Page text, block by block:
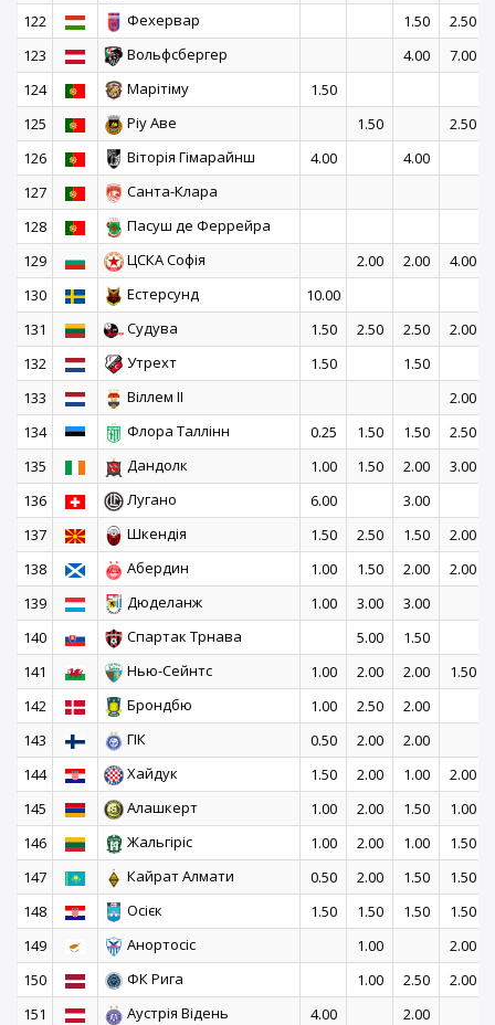
122
Фехервар 1.50
2.50
123
Вольфсбергер 4.00
7.00
124
Марітіму
1.50
125
Ріу Аве 1.50
2.50
126
Віторія Гімарайнш 4.00
4.00
127
Санта-Клара
128
Пасуш де Феррейра
129
ЦСКА Софія 2.00 2.00
4.00
130
Естерсунд
10.00
131
Судува 1.50 2.50 2.50
2.00
132
Утрехт 1.50
1.50
133
Віллем II
2.00
134
Флора Таллінн 0.25 1.50 1.50
2.50
135
Дандолк 1.00 1.50 2.00
3.00
136
Лугано 6.00
3.00
137
Шкендія 1.50 2.50 1.50
2.00
138
Абердин 1.00 1.50 2.00
2.00
139
Дюделанж 1.00 3.00
3.00
140
Спартак Трнава 5.00
1.50
141
Нью-Сейнтс 1.00 2.00 2.00
1.50
142
Брондбю 1.00 2.50
2.00
143
ГІК 0.50 2.00
2.00
144
Хайдук 1.50 2.00 1.00
2.00
145
Алашкерт 1.00 2.00 1.50
1.00
146
Жальгіріс 1.00 2.00 1.00
1.50
147
Кайрат Алмати 0.50 2.00 1.50
1.50
148
Осієк 1.50 1.50 1.50
1.50
149
Анортосіс 1.00
2.00
150
ФК Рига 1.00 2.50
2.00
151
Аустрія Відень 4.00
2.00